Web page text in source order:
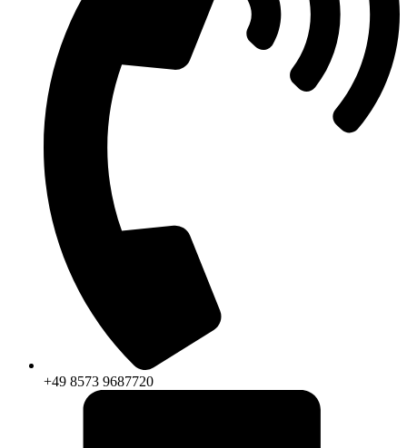
+49 8573 9687720